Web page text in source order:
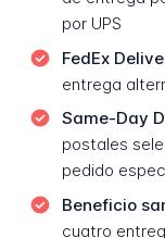
por UPS
FedEx
entrega
Same-Day
postales
pedido
Beneficio
cuatro